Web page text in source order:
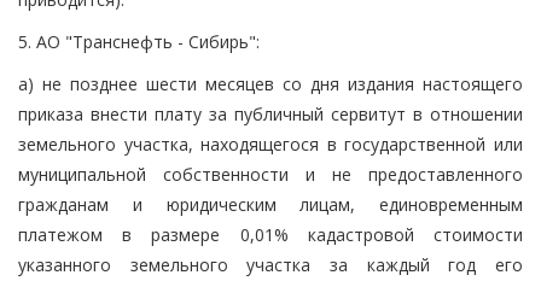
5. АО "Транснефть - Сибирь":
а) не позднее шести месяцев со дня издания настоящего
приказа внести плату за публичный сервитут в отношении
земельного участка, находящегося в государственной или
муниципальной собственности и не предоставленного
гражданам и юридическим лицам, единовременным
платежом в размере 0,01% кадастровой стоимости
указанного земельного участка за каждый год его